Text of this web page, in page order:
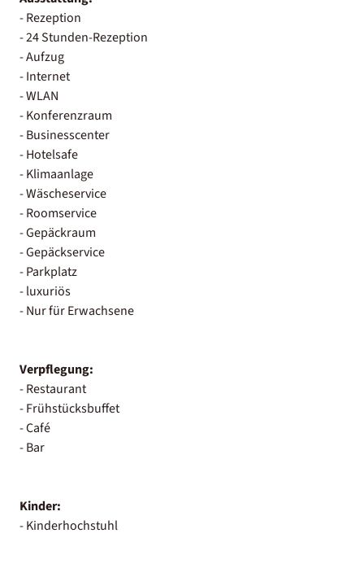
- Rezeption
- 24 Stunden-Rezeption
- Aufzug
- Internet
- WLAN
- Konferenzraum
- Businesscenter
- Hotelsafe
- Klimaanlage
- Wäscheservice
- Roomservice
- Gepäckraum
- Gepäckservice
- Parkplatz
- luxuriös
- Nur für Erwachsene
Verpflegung:
- Restaurant
- Frühstücksbuffet
- Café
- Bar
Kinder:
- Kinderhochstuhl